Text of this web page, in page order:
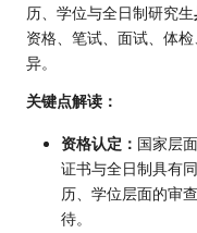
历、学位与全日制研究生
资格、笔试、面试、体
异。
关键点解读：
资格认定： 国家层
证书与全日制具有
历、学位层面的审
待。